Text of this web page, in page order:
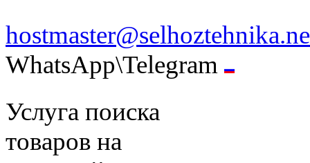
WhatsApp\Telegram
Услуга поиска
товаров на